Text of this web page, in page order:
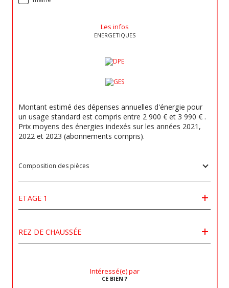
Les infos
ENERGETIQUES
Montant estimé des dépenses annuelles d'énergie pour
un usage standard est compris entre 2 900 € et 3 990 € .
Prix moyens des énergies indexés sur les années 2021,
2022 et 2023 (abonnements compris).
Composition des pièces
ETAGE 1
REZ DE CHAUSSÉE
Intéressé(e) par
CE BIEN ?